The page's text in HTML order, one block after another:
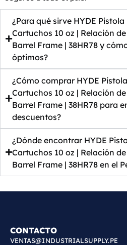
¿Para qué sirve HYDE
Cartuchos 10 oz | Relación
Barrel Frame | 38HR78 y
óptimos?
¿Cómo comprar HYDE
Cartuchos 10 oz | Relación
Barrel Frame | 38HR78 para
descuentos?
¿Dónde encontrar HYDE
Cartuchos 10 oz | Relación
Barrel Frame | 38HR78 en el
CONTACTO
VENTAS@INDUSTRIALSUPPLY.PE